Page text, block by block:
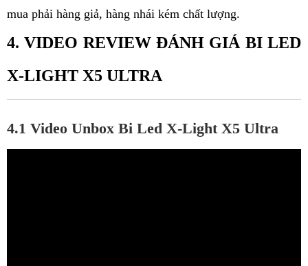
mua phải hàng giả, hàng nhái kém chất lượng.
4. VIDEO REVIEW ĐÁNH GIÁ BI LED
X-LIGHT X5 ULTRA
4.1 Video Unbox Bi Led X-Light X5 Ultra